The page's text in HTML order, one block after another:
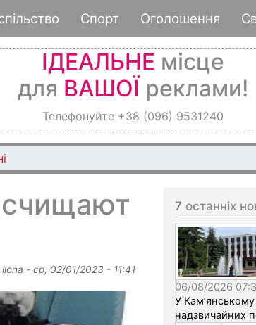
Спорт Оголошення
ІДЕАЛЬНЕ місце
для ВАШОЇ реклами!
Телефонуйте +38 (096) 9531240
ilona - ср, 02/01/2023 - 11:41
7 останніх
06/08/2026
У
надзвичайних